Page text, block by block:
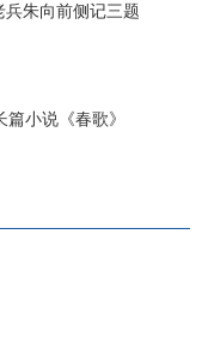
兵朱向前侧记三题
小说《春歌》